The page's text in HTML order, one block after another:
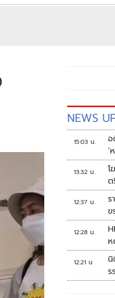
NEWS
15:03 น.
อ
13:32 น.
โ
ต
ดั
12:37 น.
ร
ข
ย
12:28 น.
12:21 น.
ร